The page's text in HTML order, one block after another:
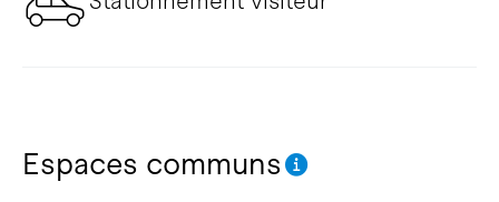
Espaces communs